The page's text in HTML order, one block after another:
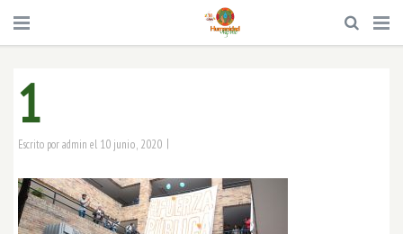
1
Escrito poradmin el 10 junio, 2020 |